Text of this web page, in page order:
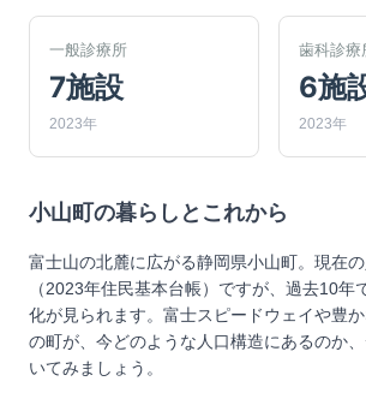
一般診療所
7施設
2023年
歯科診療
6施
2023年
小山町 の暮らしとこれから
富士山の北麓に広がる静岡県小山町。現在
（2023年住民基本台帳）ですが、過去10年
化が見られます。富士スピードウェイや豊
の町が、今どのような人口構造にあるのか
いてみましょう。